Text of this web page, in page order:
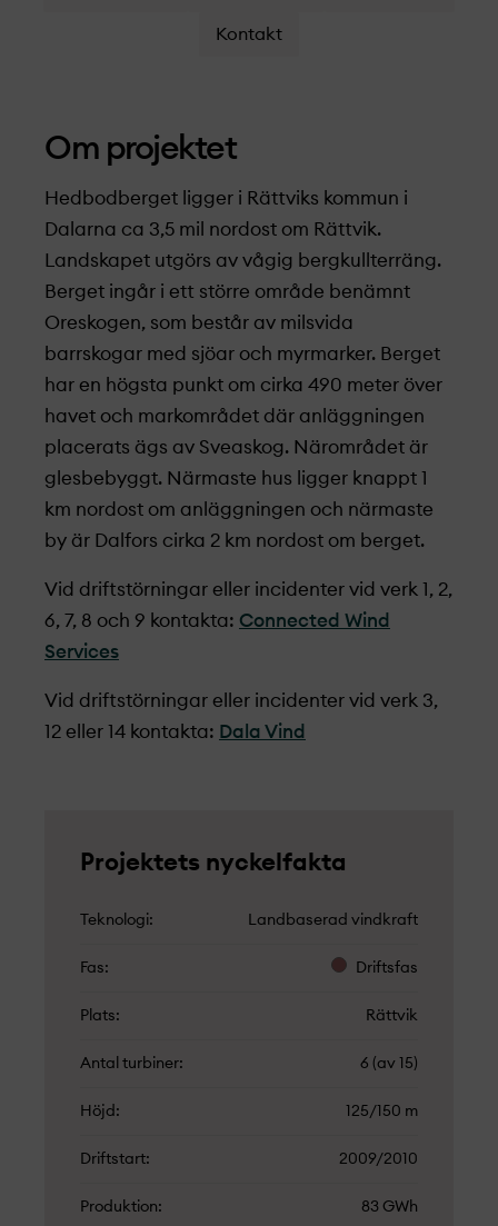
Kontakt
Om projekt­et
Hedbodberget ligger i Rättviks kommun i
Dalarna ca 3,5 mil nordost om Rättvik.
Landskapet utgörs av vågig bergkullterräng.
Berget ingår i ett större område benämnt
Oreskogen, som består av milsvida
barrskogar med sjöar och myrmarker. Berget
har en högsta punkt om cirka 490 meter över
havet och markområdet där anläggningen
placerats ägs av Sveaskog. Närområdet är
glesbebyggt. Närmaste hus ligger knappt 1
km nordost om anläggningen och närmaste
by är Dalfors cirka 2 km nordost om berget.
Vid driftstörningar eller incidenter vid verk 1, 2,
6, 7, 8 och 9 kontakta: Connected Wind
Services
Vid driftstörningar eller incidenter vid verk 3,
12 eller 14 kontakta: Dala Vind
Projekt­ets nyckelfakta
Teknologi Landbaserad vindkraft
Fas Driftsfas
Plats Rättvik
Antal turbiner 6 (av 15)
Höjd 125/150 m
Driftstart 2009/2010
Produktion 83 GWh